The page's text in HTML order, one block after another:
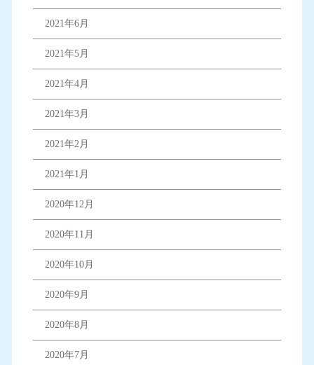
2021年6月
2021年5月
2021年4月
2021年3月
2021年2月
2021年1月
2020年12月
2020年11月
2020年10月
2020年9月
2020年8月
2020年7月